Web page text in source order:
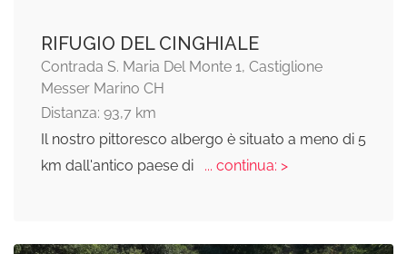
RIFUGIO DEL CINGHIALE
Contrada S. Maria Del Monte 1, Castiglione
Messer Marino CH
Distanza: 93,7 km
Il nostro pittoresco albergo è situato a meno di 5
km dall'antico paese di
... continua: >